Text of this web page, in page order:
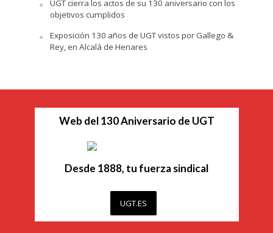
UGT cierra los actos de su 130 aniversario con los
objetivos cumplidos
Exposición 130 años de UGT vistos por Gallego &
Rey, en Alcalá de Henares
Web del 130 Aniversario de UGT
Desde 1888, tu fuerza sindical
UGT.ES